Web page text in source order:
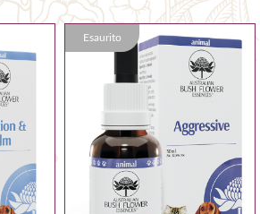
Esaurito